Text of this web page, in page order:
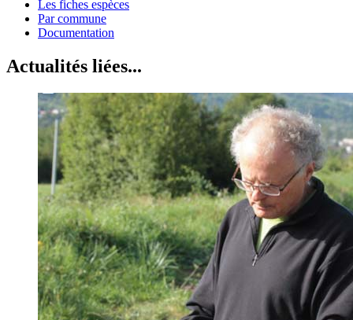
Les fiches espèces
Par commune
Documentation
Actualités liées...